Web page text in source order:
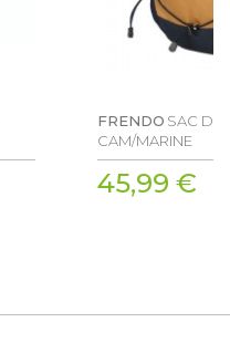
FRENDO SAC
CAM/MARINE
45,99 €